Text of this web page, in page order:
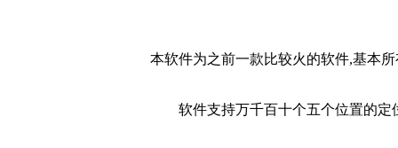
本软件为之前一款比较火的软件,基本
软件支持万千百十个五个位置的